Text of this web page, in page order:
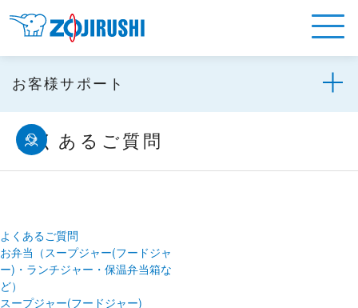
お客様サポート
よくあるご質問
よくあるご質問
お弁当（スープジャー(フードジャ
ー)・ランチジャー・保温弁当箱な
ど）
スープジャー(フードジャー)